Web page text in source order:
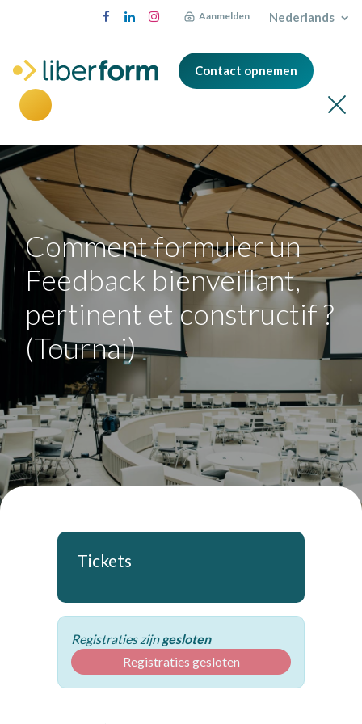
Aanmelden Nederlands
Contact opnemen
Comment formuler un
Feedback bienveillant,
pertinent et constructif ?
(Tournai)
Tickets
Registraties zijngesloten
Registraties gesloten